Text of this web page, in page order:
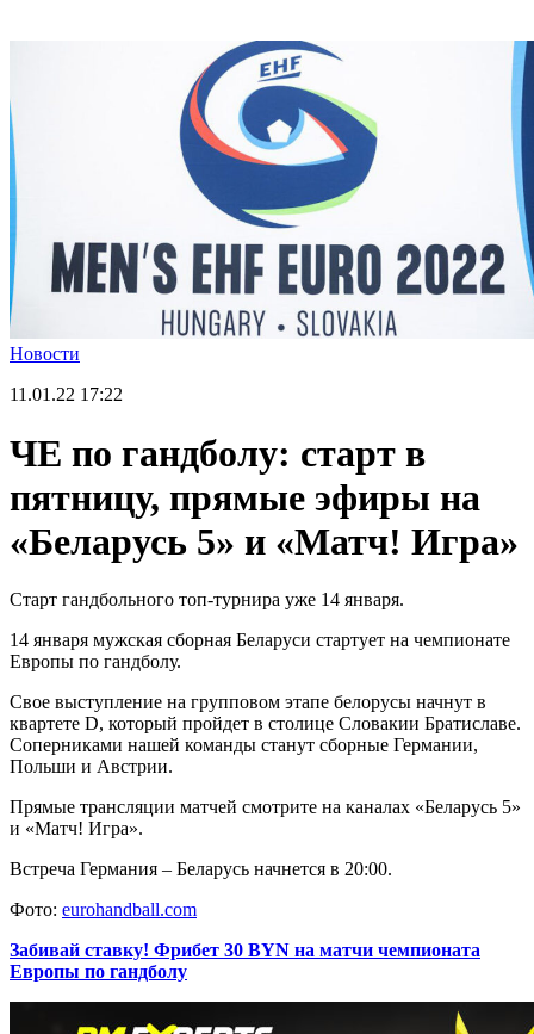
Новости
11.01.22 17:22
ЧЕ по гандболу: старт в
пятницу, прямые эфиры на
«Беларусь 5» и «Матч! Игра»
Старт гандбольного топ-турнира уже 14 января.
14 января мужская сборная Беларуси стартует на чемпионате
Европы по гандболу.
Свое выступление на групповом этапе белорусы начнут в
квартете D, который пройдет в столице Словакии Братиславе.
Соперниками нашей команды станут сборные Германии,
Польши и Австрии.
Прямые трансляции матчей смотрите на каналах «Беларусь 5»
и «Матч! Игра».
Встреча Германия – Беларусь начнется в 20:00.
Фото: eurohandball.com
Забивай ставку! Фрибет 30 BYN на матчи чемпионата
Европы по гандболу